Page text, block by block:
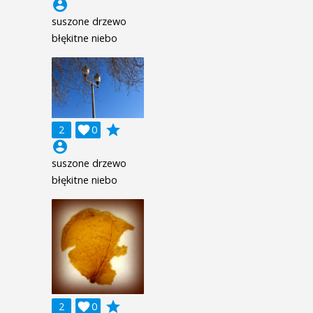
account_circle
suszone drzewo
błękitne niebo
2 0

grade
account_circle
suszone drzewo
błękitne niebo
2 0

grade